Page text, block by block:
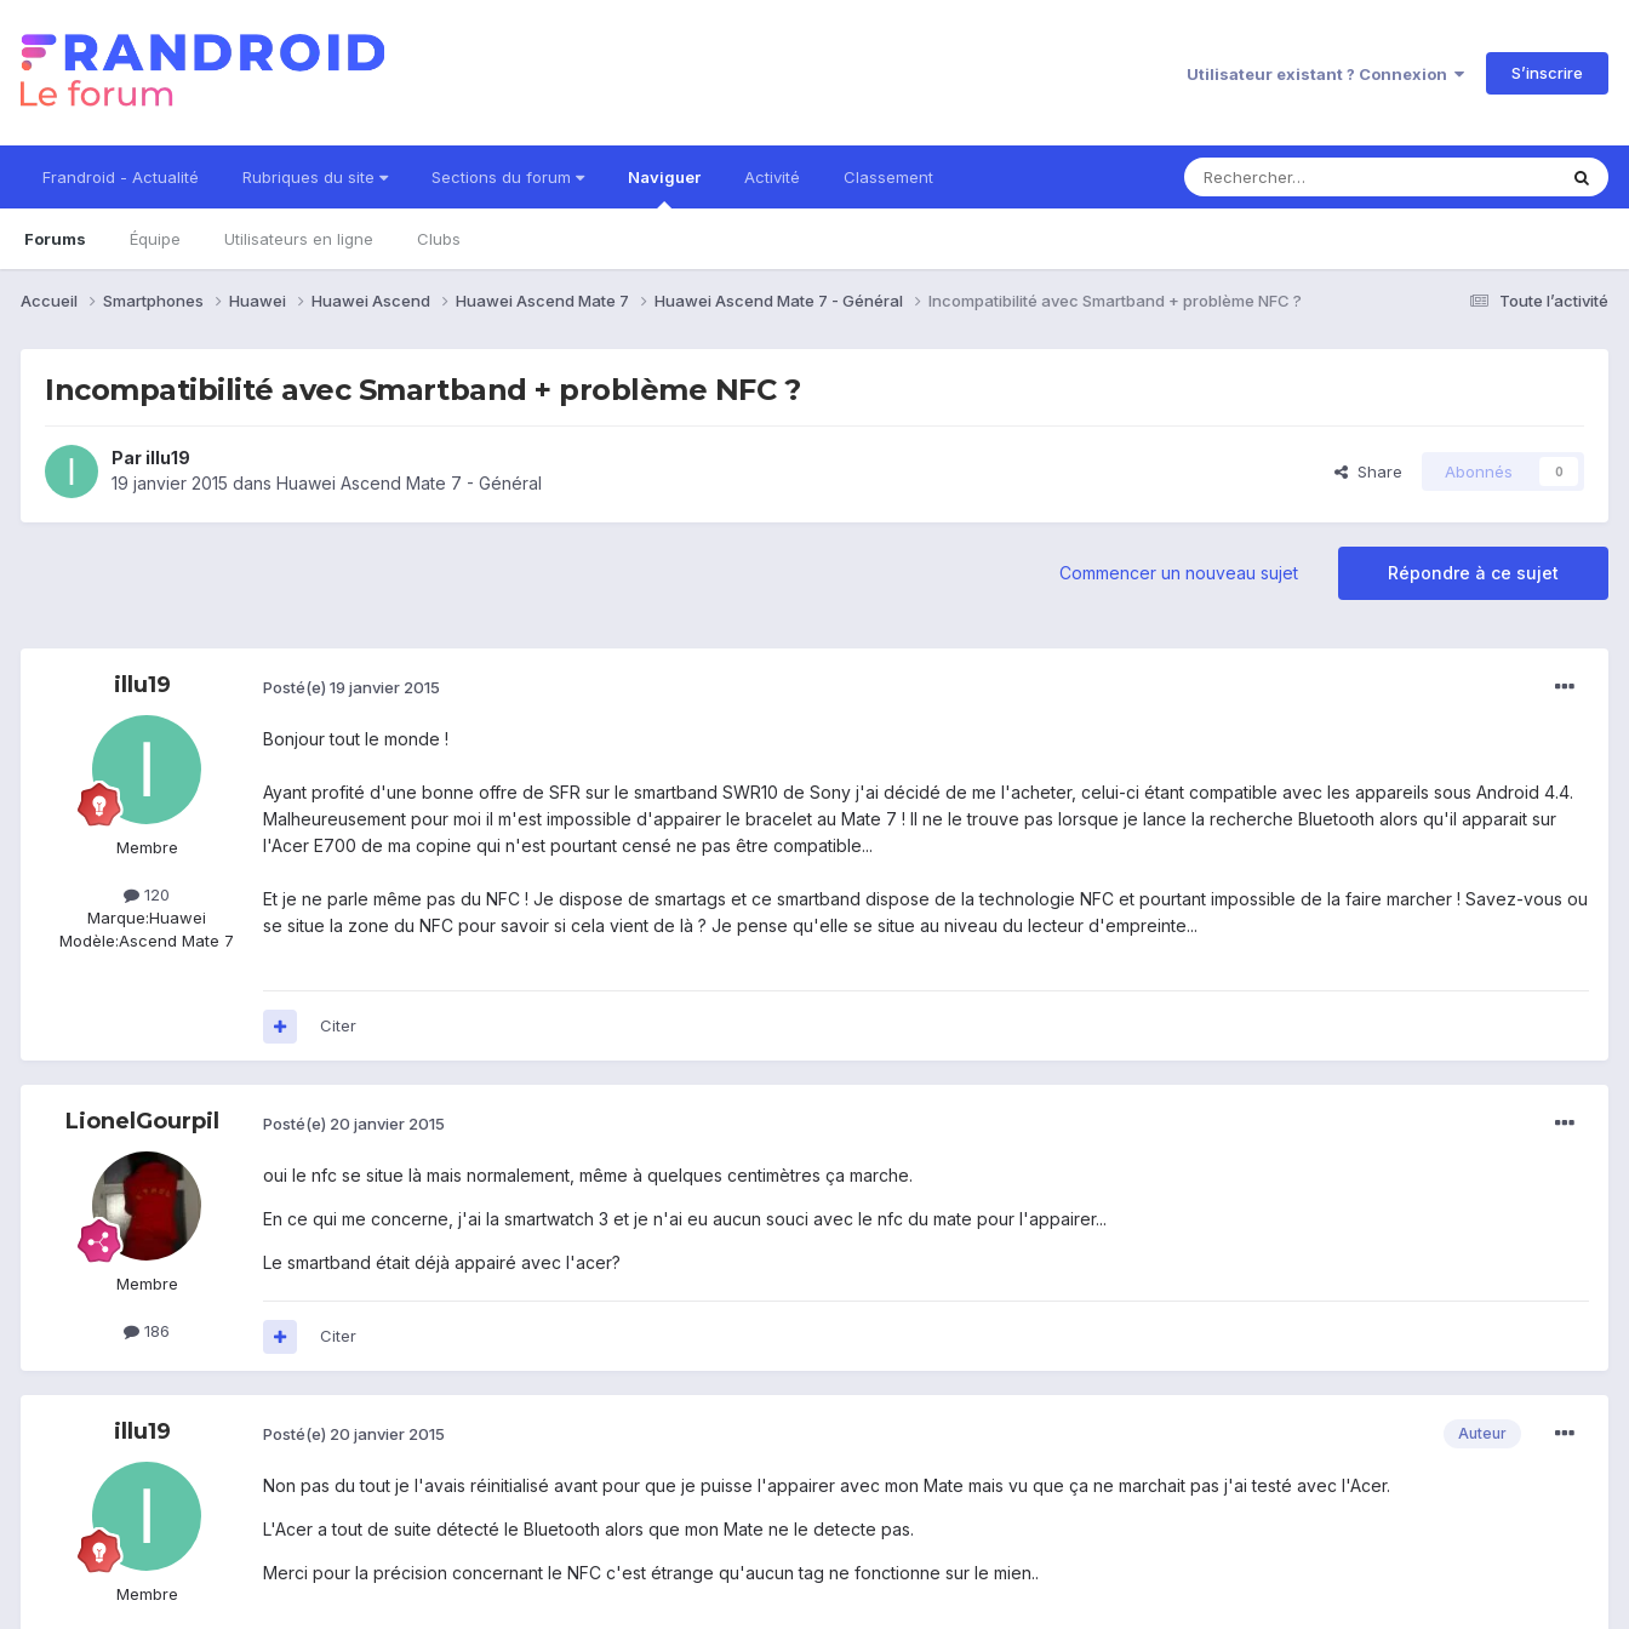
Utilisateur existant ? Connexion S’inscrire
Frandroid - Actualité Rubriques du site Sections du forum Naviguer
Forums Équipe Utilisateurs en ligne Clubs
Activité Classement
Toute l’activité
Accueil Smartphones Huawei Huawei Ascend Huawei Ascend Mate 7 Huawei Ascend Mate 7 - Général Incompatibilité avec Smartband + problème NFC ?
Incompatibilité avec Smartband + problème NFC ?
Par illu19
19 janvier 2015 dans Huawei Ascend Mate 7 - Général
Share Abonnés 0
Répondre à ce sujet
Commencer un nouveau sujet
illu19
Membre
120
Marque:Huawei
Modèle:Ascend Mate 7
Posté(e) 19 janvier 2015
Bonjour tout le monde !
Ayant profité d'une bonne offre de SFR sur le smartband SWR10 de Sony j'ai décidé de me l'acheter, celui-ci étant compatible avec les appareils sous Android 4.4.
Malheureusement pour moi il m'est impossible d'appairer le bracelet au Mate 7 ! Il ne le trouve pas lorsque je lance la recherche Bluetooth alors qu'il apparait sur
l'Acer E700 de ma copine qui n'est pourtant censé ne pas être compatible...
Et je ne parle même pas du NFC ! Je dispose de smartags et ce smartband dispose de la technologie NFC et pourtant impossible de la faire marcher ! Savez-vous ou
se situe la zone du NFC pour savoir si cela vient de là ? Je pense qu'elle se situe au niveau du lecteur d'empreinte...
Citer
LionelGourpil
Membre
186
Posté(e) 20 janvier 2015
oui le nfc se situe là mais normalement, même à quelques centimètres ça marche.
En ce qui me concerne, j'ai la smartwatch 3 et je n'ai eu aucun souci avec le nfc du mate pour l'appairer...
Le smartband était déjà appairé avec l'acer?
Citer
illu19
Membre
Auteur
Posté(e) 20 janvier 2015
Non pas du tout je l'avais réinitialisé avant pour que je puisse l'appairer avec mon Mate mais vu que ça ne marchait pas j'ai testé avec l'Acer.
L'Acer a tout de suite détecté le Bluetooth alors que mon Mate ne le detecte pas.
Merci pour la précision concernant le NFC c'est étrange qu'aucun tag ne fonctionne sur le mien..